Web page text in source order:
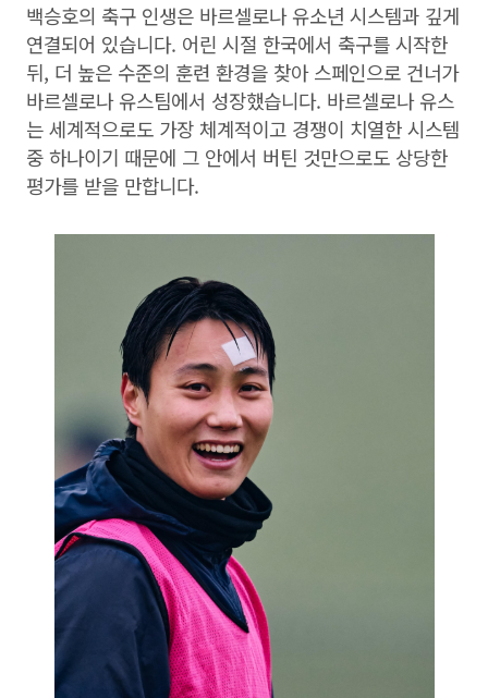
백승호의 축구 인생은 바르셀로나 유소년 시스템과 깊게
연결되어 있습니다. 어린 시절 한국에서 축구를 시작한
뒤, 더 높은 수준의 훈련 환경을 찾아 스페인으로 건너가
바르셀로나 유스팀에서 성장했습니다. 바르셀로나 유스
는 세계적으로도 가장 체계적이고 경쟁이 치열한 시스템
중 하나이기 때문에 그 안에서 버틴 것만으로도 상당한
평가를 받을 만합니다.